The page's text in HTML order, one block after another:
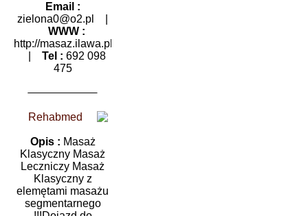
Email :
zielona0@o2.pl
WWW :
http://masaz.ilawa.pl
Tel : 692 098
475
Rehabmed
Opis : Masaż
Klasyczny Masaż
Leczniczy Masaż
Klasyczny z
elemętami masażu
segmentarnego